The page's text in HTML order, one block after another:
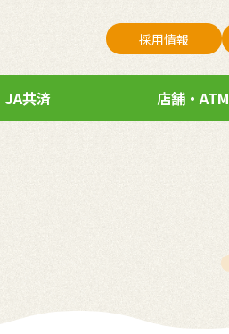
採用情報
JA共済 店舗・ATM